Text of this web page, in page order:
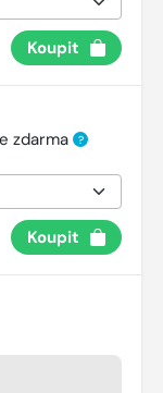
Koupit
zdarma ?
Koupit